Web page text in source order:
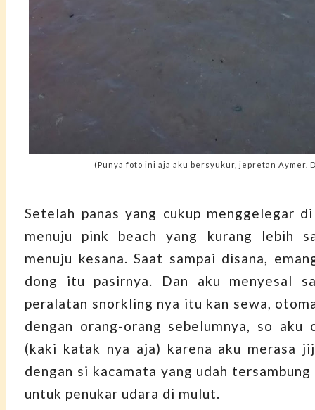
(Punya foto ini aja aku bersyukur, jepretan Aymer.
Setelah panas yang cukup menggelegar
menuju pink beach yang kurang lebih
menuju kesana. Saat sampai disana,
dong itu pasirnya. Dan aku menyesal
peralatan snorkling nya itu kan sewa,
dengan orang-orang sebelumnya, so aku
(kaki katak nya aja) karena aku merasa
dengan si kacamata yang udah
untuk penukar udara di mulut.